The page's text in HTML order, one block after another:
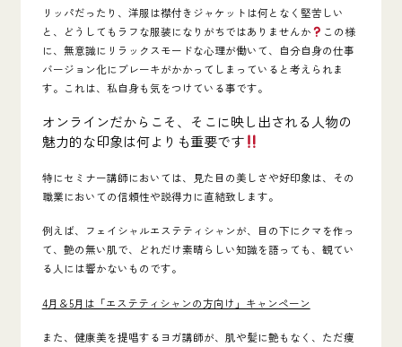
リッパだったり、洋服は襟付きジャケットは何となく堅苦しい
と、どうしてもラフな服装になりがちではありませんか
この様
に、無意識にリラックスモードな心理が働いて、自分自身の仕事
バージョン化にブレーキがかかってしまっていると考えられま
す。これは、私自身も気をつけている事です。
オンラインだからこそ、そこに映し出される人物の
魅力的な印象は何よりも重要です
特にセミナー講師においては、見た目の美しさや好印象は、その
職業においての信頼性や説得力に直結致します。
例えば、フェイシャルエステティシャンが、目の下にクマを作っ
て、艶の無い肌で、どれだけ素晴らしい知識を語っても、観てい
る人には響かないものです。
4月＆5月は「エステティシャンの方向け」キャンペーン
また、健康美を提唱するヨガ講師が、肌や髪に艶もなく、ただ痩